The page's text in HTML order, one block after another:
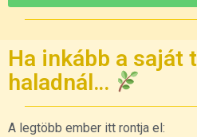
Ha inkább a saját
haladnál…
A legtöbb ember itt rontja el: